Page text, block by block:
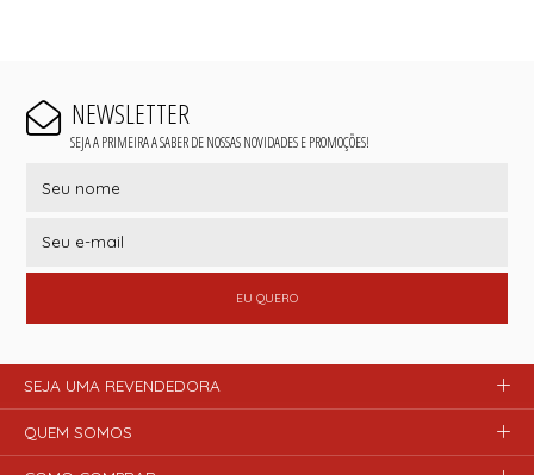
NEWSLETTER
SEJA A PRIMEIRA A SABER DE NOSSAS NOVIDADES E PROMOÇÕES!
EU QUERO
SEJA UMA REVENDEDORA
QUEM SOMOS